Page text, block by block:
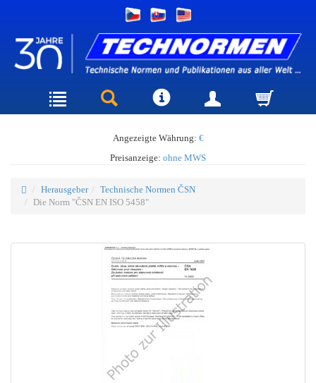
Angezeigte Währung: €
Preisanzeige: ohne MWS
Herausgeber
Technische Normen ČSN
Die Norm "ČSN EN ISO 5458"